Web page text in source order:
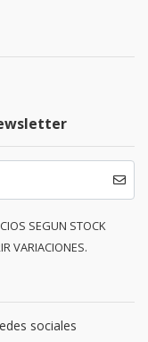
SEGUN STOCK
VARIACIONES.
sociales